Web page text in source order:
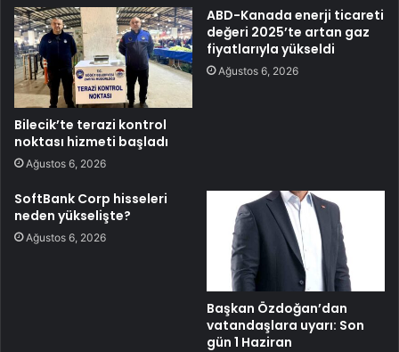
Bilecik’te terazi kontrol
noktası hizmeti başladı
Ağustos 6, 2026
ABD-Kanada enerji ticareti
değeri 2025’te artan gaz
fiyatlarıyla yükseldi
Ağustos 6, 2026
SoftBank Corp hisseleri
neden yükselişte?
Ağustos 6, 2026
Başkan Özdoğan’dan
vatandaşlara uyarı: Son
gün 1 Haziran